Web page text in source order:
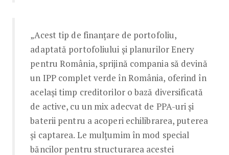
„Acest tip de finanțare de portofoliu,
adaptată portofoliului și planurilor Enery
pentru România, sprijină compania să devină
un IPP complet verde în România, oferind în
același timp creditorilor o bază diversificată
de active, cu un mix adecvat de PPA-uri și
baterii pentru a acoperi echilibrarea, puterea
și captarea. Le mulțumim în mod special
băncilor pentru structurarea acestei